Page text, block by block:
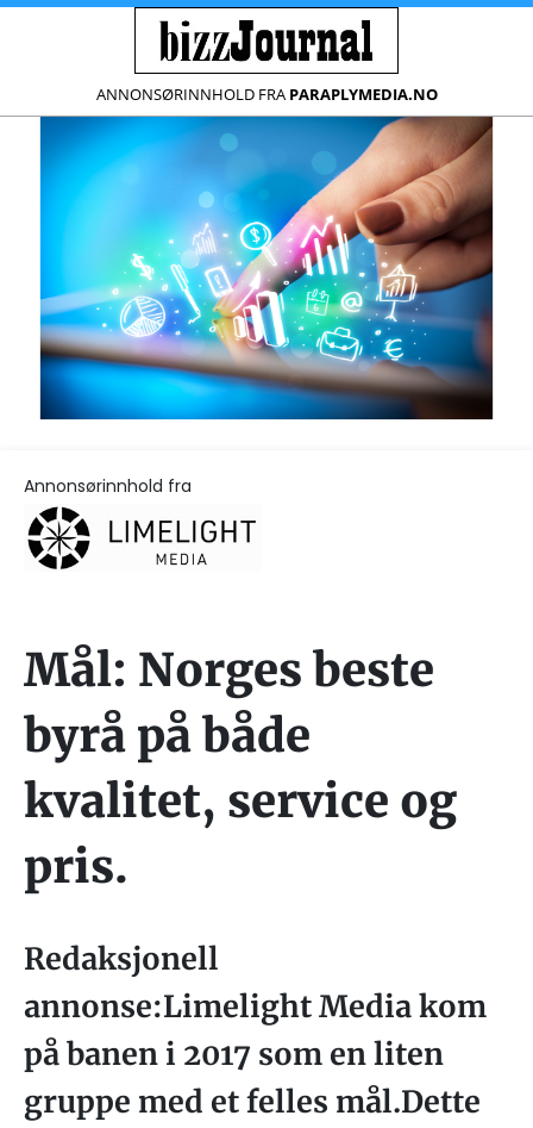
ANNONSØRINNHOLD FRA PARAPLYMEDIA.NO
Annonsørinnhold fra
Mål: Norges beste
byrå på både
kvalitet, service og
pris.
Redaksjonell
annonse:Limelight Media kom
på banen i 2017 som en liten
gruppe med et felles mål.Dette